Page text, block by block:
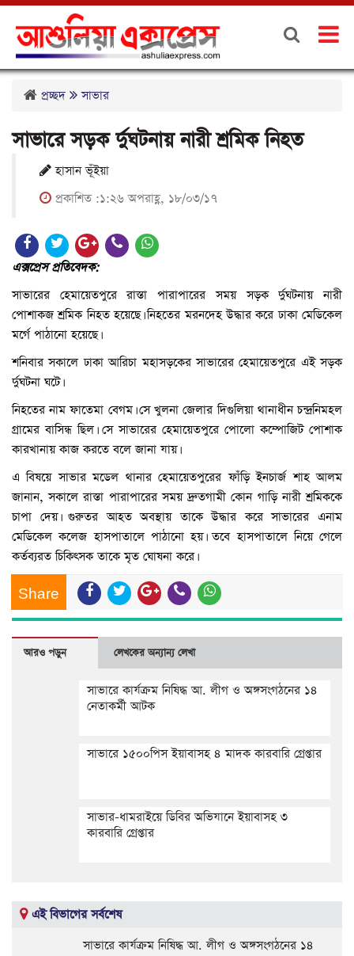
প্রচ্ছদ সাভার
সাভারে সড়ক র্দুঘটনায় নারী শ্রমিক নিহত
হাসান ভূঁইয়া
প্রকাশিত :১:২৬ অপরাহ্ণ, ১৮/০৩/১৭
এক্সপ্রেস প্রতিবেদক:
সাভারের হেমায়েতপুরে রাস্তা পারাপারের সময় সড়ক র্দুঘটনায় নারী
পোশাকজ শ্রমিক নিহত হয়েছে। নিহতের মরনদেহ উদ্ধার করে ঢাকা মেডিকেল
মর্গে পাঠানো হয়েছে।
শনিবার সকালে ঢাকা আরিচা মহাসড়কের সাভারের হেমায়েতপুরে এই সড়ক
র্দুঘটনা ঘটে।
নিহতের নাম ফাতেমা বেগম। সে খুলনা জেলার দিগুলিয়া থানাধীন চন্দ্রনিমহল
গ্রামের বাসিন্ধ ছিল। সে সাভারের হেমায়েতপুরে পোলো কম্পোজিট পোশাক
কারখানায় কাজ করতে বলে জানা যায়।
এ বিষয়ে সাভার মডেল থানার হেমায়েতপুরের ফাঁড়ি ইনচার্জ শাহ আলম
জানান, সকালে রাস্তা পারাপারের সময় দ্রুতগামী কোন গাড়ি নারী শ্রমিককে
চাপা দেয়। গুরুতর আহত অবস্থায় তাকে উদ্ধার করে সাভারের এনাম
মেডিকেল কলেজ হাসপাতালে পাঠানো হয়। তবে হাসপাতালে নিয়ে গেলে
কর্তব্যরত চিকিৎসক তাকে মৃত ঘোষনা করে।
Share
আরও পড়ুন লেখকের অন্যান্য লেখা
সাভারে কার্যক্রম নিষিদ্ধ আ. লীগ ও অঙ্গসংগঠনের ১৪
নেতাকর্মী আটক
সাভারে ১৫০০পিস ইয়াবাসহ ৪ মাদক কারবারি গ্রেপ্তার
সাভার-ধামরাইয়ে ডিবির অভিযানে ইয়াবাসহ ৩
কারবারি গ্রেপ্তার
এই বিভাগের সর্বশেষ
সাভারে কার্যক্রম নিষিদ্ধ আ. লীগ ও অঙ্গসংগঠনের ১৪